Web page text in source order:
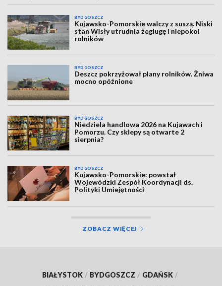
BYDGOSZCZ
Kujawsko-Pomorskie walczy z suszą. Niski
stan Wisły utrudnia żeglugę i niepokoi
rolników
BYDGOSZCZ
Deszcz pokrzyżował plany rolników. Żniwa
mocno opóźnione
BYDGOSZCZ
Niedziela handlowa 2026 na Kujawach i
Pomorzu. Czy sklepy są otwarte 2
sierpnia?
BYDGOSZCZ
Kujawsko-Pomorskie: powstał
Wojewódzki Zespół Koordynacji ds.
Polityki Umiejętności
ZOBACZ WIĘCEJ
BIAŁYSTOK / BYDGOSZCZ / GDAŃSK /